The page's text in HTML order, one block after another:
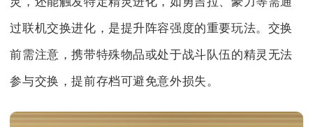
过联机交换进化，是提升阵容强度的重要玩法。交换
前需注意，携带特殊物品或处于战斗队伍的精灵无法
参与交换，提前存档可避免意外损失。